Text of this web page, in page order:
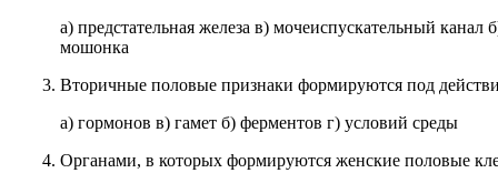
а) предстательная железа в) мочеиспускательный канал
мошонка
Вторичные половые признаки формируются под
а) гормонов в) гамет б) ферментов г) условий среды
Органами, в которых формируются женские половые